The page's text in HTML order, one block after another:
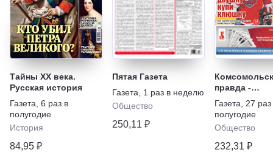
Тайны XX века.
Русская история
Газета 6 раз в
полугодие
История
84,95 ₽
Пятая Газета
Газета
1 раз в неделю
Общество
250,11 ₽
правда -
Газета
27 раз
полугодие
Общество
232,31 ₽